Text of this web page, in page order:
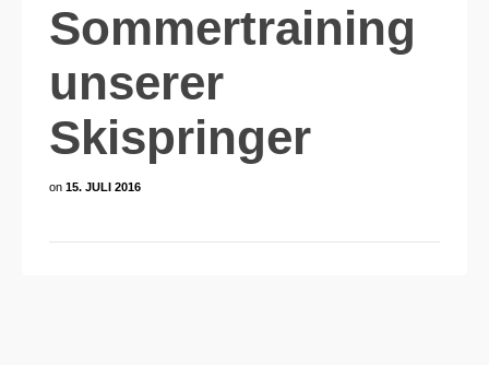
Sommertraining
unserer
Skispringer
on 15. JULI 2016